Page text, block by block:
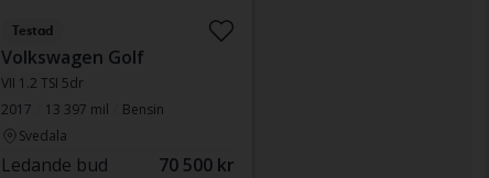
Testad
Volkswagen Golf
VII 1.2 TSI 5dr
2017
13 397 mil
Bensin
Svedala
Ledande bud 70 500 kr